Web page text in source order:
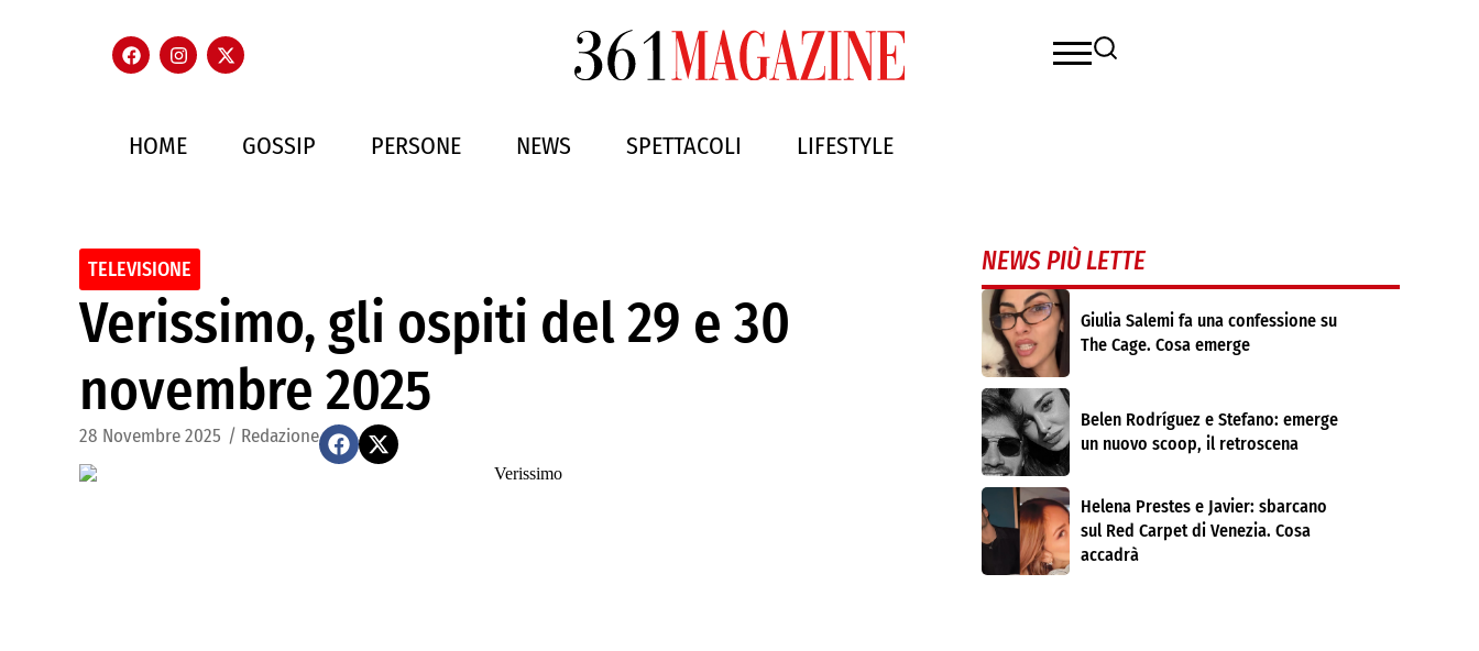
HOME GOSSIP PERSONE NEWS SPETTACOLI LIFESTYLE
TELEVISIONE
Verissimo, gli ospiti del 29 e 30
novembre 2025
28 Novembre 2025 / Redazione
NEWS PIÙ LETTE
Giulia Salemi fa una confessione su
The Cage. Cosa emerge
Belen Rodríguez e Stefano: emerge
un nuovo scoop, il retroscena
Helena Prestes e Javier: sbarcano
sul Red Carpet di Venezia. Cosa
accadrà